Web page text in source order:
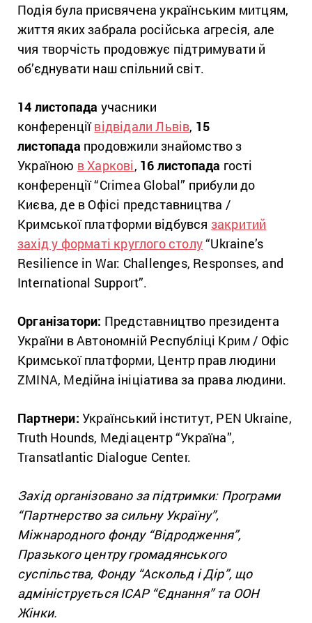
Подія була присвячена українським митцям,
життя яких забрала російська агресія, але
чия творчість продовжує підтримувати й
об’єднувати наш спільний світ.
14 листопада учасники
конференціївідвідали Львів, 15
листопада продовжили знайомство з
Україною в Харкові, 16 листопада гості
конференції “Crimea Global” прибули до
Києва, де в Офісі представництва /
Кримської платформи відбувся закритий
захід у форматі круглого столу“Ukraine’s
Resilience in War: Challenges, Responses, and
International Support”.
Організатори: Представництво президента
України в Автономній Республіці Крим / Офіс
Кримської платформи, Центр прав людини
ZMINA, Медійна ініціатива за права людини.
Партнери: Український інститут, PEN Ukraine,
Truth Hounds, Медіацентр “Україна”,
Transatlantic Dialogue Center.
Захід організовано за підтримки: Програми
“Партнерство за сильну Україну”,
Міжнародного фонду “Відродження”,
Празького центру громадянського
суспільства, Фонду “Аскольд і Дір”, що
адмініструється ІСАР “Єднання” та ООН
Жінки.